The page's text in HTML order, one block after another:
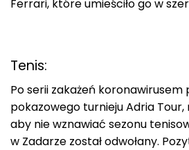
Ferrari, które umieściło go w
Tenis:
Po serii zakażeń koronawirusem
pokazowego turnieju Adria Tour,
aby nie wznawiać sezonu
w Zadarze został odwołany.